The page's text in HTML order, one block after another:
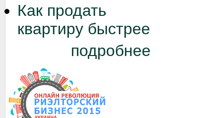
Как продать
квартиру быстрее
подробнее